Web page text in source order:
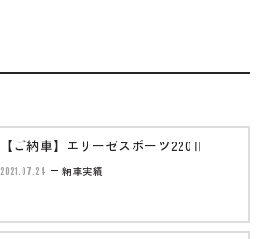
【ご納車】エリーゼスポーツ220Ⅱ
2021.07.24 納車実績